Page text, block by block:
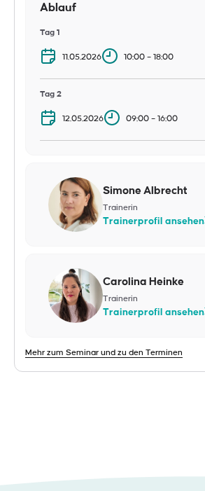
Ablauf
Tag 1
11.05.2026 10:00 – 18:00
Tag 2
12.05.2026 09:00 – 16:00
Simone Albrecht
Trainerin
Trainerprofil ansehen
Carolina Heinke
Trainerin
Trainerprofil ansehen
Mehr zum Seminar und zu den Terminen